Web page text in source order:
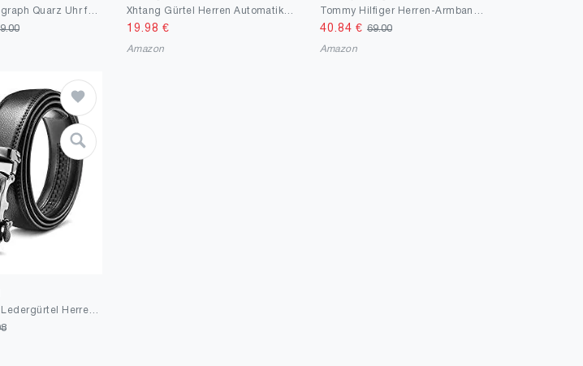
19.98 €
Amazon
40.84 € 69.00
Amazon